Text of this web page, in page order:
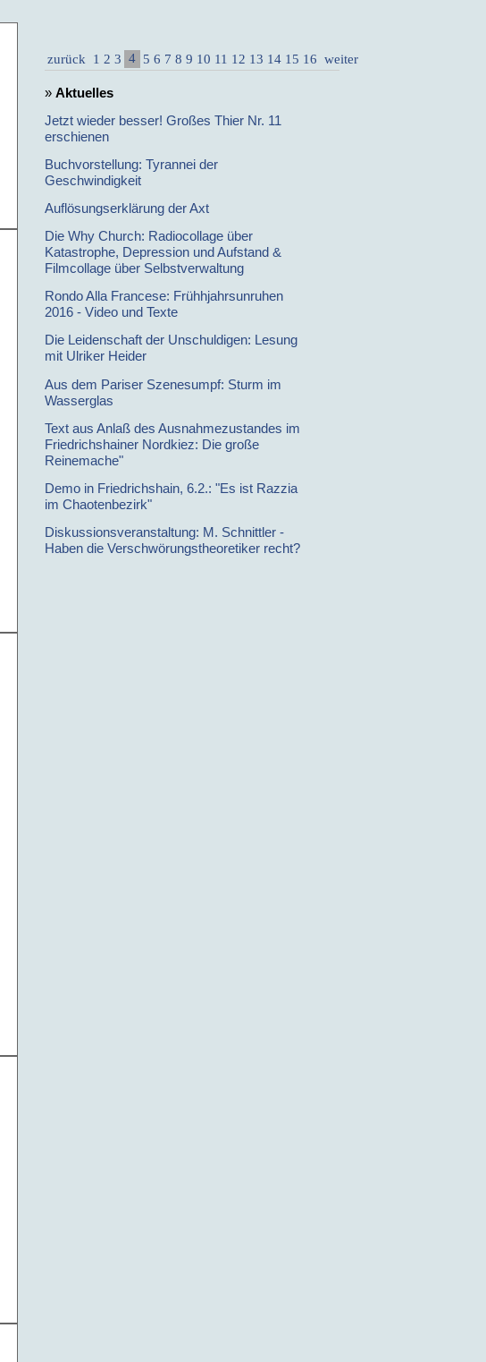
zurück 1 2 3 4 5 6 7 8 9 10 11 12 13 14 15 16 weiter
» Aktuelles
Jetzt wieder besser! Großes Thier Nr. 11
erschienen
Buchvorstellung: Tyrannei der
Geschwindigkeit
Auflösungserklärung der Axt
Die Why Church: Radiocollage über
Katastrophe, Depression und Aufstand &
Filmcollage über Selbstverwaltung
Rondo Alla Francese: Frühhjahrsunruhen
2016 - Video und Texte
Die Leidenschaft der Unschuldigen: Lesung
mit Ulriker Heider
Aus dem Pariser Szenesumpf: Sturm im
Wasserglas
Text aus Anlaß des Ausnahmezustandes im
Friedrichshainer Nordkiez: Die große
Reinemache"
Demo in Friedrichshain, 6.2.: "Es ist Razzia
im Chaotenbezirk"
Diskussionsveranstaltung: M. Schnittler -
Haben die Verschwörungstheoretiker recht?